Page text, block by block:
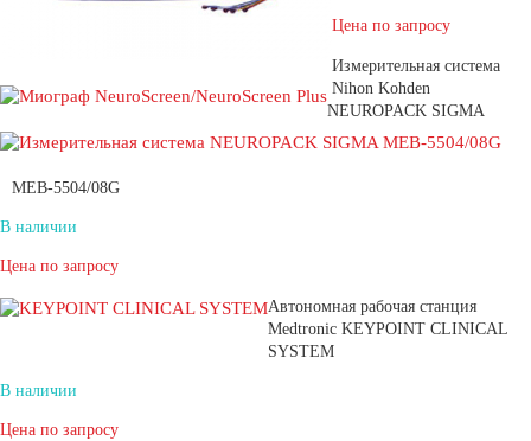
Цена по запросу
Измерительная система
Nihon Kohden
NEUROPACK SIGMA
MEB-5504/08G
В наличии
Цена по запросу
Автономная рабочая станция
Medtronic KEYPOINT CLINICAL
SYSTEM
В наличии
Цена по запросу